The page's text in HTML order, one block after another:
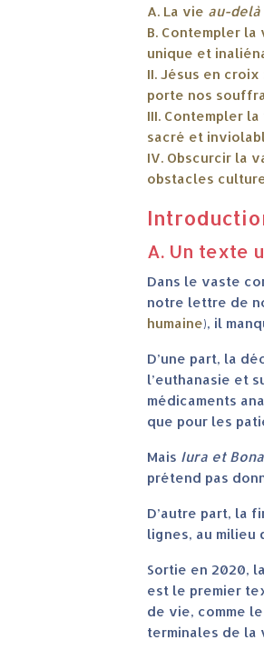
A. La vie au-
B. Contempler
unique et
II. Jésus en
porte nos
III. Contempler
sacré et
IV. Obscurcir la
obstacles
A. Un texte
Dans le vaste
notre lettre de
humaine), il
D’une part, la
l’euthanasie et
médicaments
que pour les
Mais Iura et Bona
prétend pas
D’autre part, la
lignes, au milieu
Sortie en 2020,
est le premier
de vie, comme
terminales de la